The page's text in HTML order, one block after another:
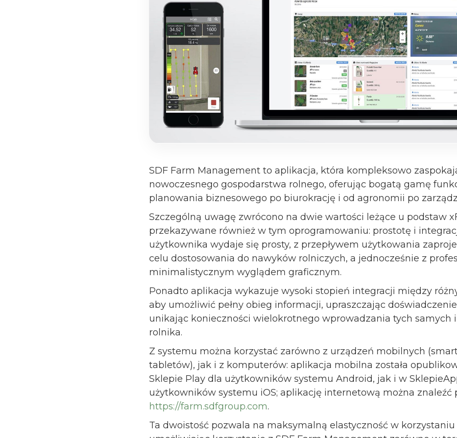
SDF Farm Management to aplikacja, która kompleksowo
nowoczesnego gospodarstwa rolnego, oferując bogatą gamę
planowania biznesowego po biurokrację i od agronomii po
Szczególną uwagę zwrócono na dwie wartości leżące u podstaw
przekazywane również w tym oprogramowaniu: prostotę i
użytkownika wydaje się prosty, z przepływem użytkowania
celu dostosowania do nawyków rolniczych, a jednocześnie z
minimalistycznym wyglądem graficznym.
Ponadto aplikacja wykazuje wysoki stopień integracji między
aby umożliwić pełny obieg informacji, upraszczając
unikając konieczności wielokrotnego wprowadzania tych samych
rolnika.
Z systemu można korzystać zarówno z urządzeń mobilnych
tabletów), jak i z komputerów: aplikacja mobilna została
Sklepie Play dla użytkowników systemu Android, jak i w
użytkowników systemu iOS; aplikację internetową można znaleźć
https://farm.sdfgroup.com.
Ta dwoistość pozwala na maksymalną elastyczność w korzystaniu